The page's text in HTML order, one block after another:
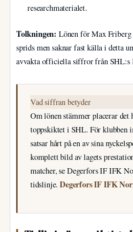
researchmaterialet.
Tolkningen: Lönen för Max
sprids men saknar fast källa i detta
avvakta officiella siffror från SHL:s
Vad siffran betyder
Om lönen stämmer placerar det
toppskiktet i SHL. För klubben
satsar hårt på en av sina
komplett bild av lagets
matcher, se Degerfors IF IFK
tidslinje.Degerfors IF IFK